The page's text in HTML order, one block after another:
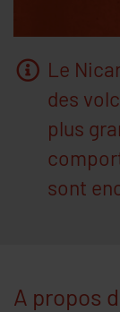
Le
des
plus
sont
A propos